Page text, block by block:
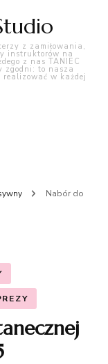
z zamiłowania,
instruktorów na
z nas TANIEC
zgodni: to nasza
w każdej
Nabór do